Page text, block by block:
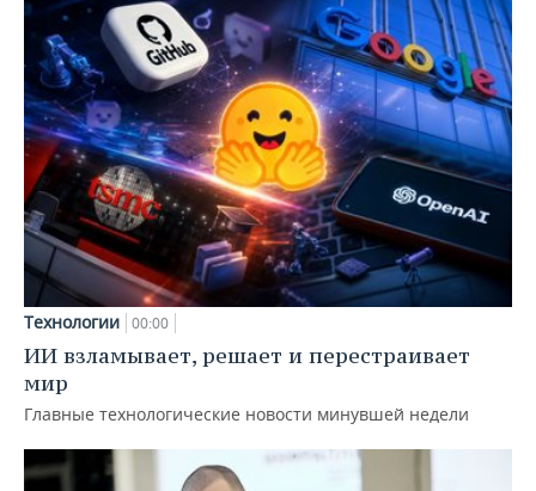
Технологии 00:00
ИИ взламывает, решает и перестраивает
мир
Главные технологические новости минувшей недели